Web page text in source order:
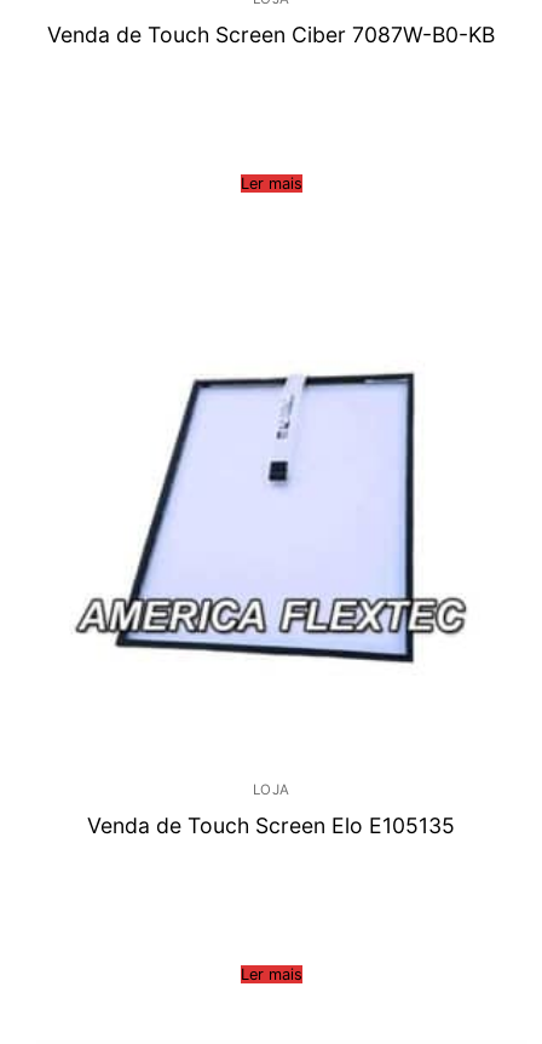
Venda de Touch Screen Ciber 7087W-B0-KB
Ler mais
LOJA
Venda de Touch Screen Elo E105135
Ler mais